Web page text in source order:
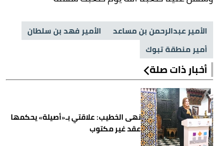
الأمير عبدالرحمن بن مساعد
الأمير فهد بن سلطان
أمير منطقة تبوك
أخبار ذات صلة
نهى الخطيب: علاقتي بـ«أصيلة» يحكمها
عقد غير مكتوب